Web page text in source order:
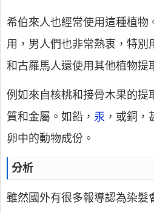
希伯來人也經常使用這種植物
用，男人們也非常熱衷，特別
和古羅馬人還使用其他植物提
例如來自核桃和接骨木果的提
質和金屬。如鉛， 汞 ，或銅
卵中的動物成份。
分析
雖然國外有很多報導認為染髮